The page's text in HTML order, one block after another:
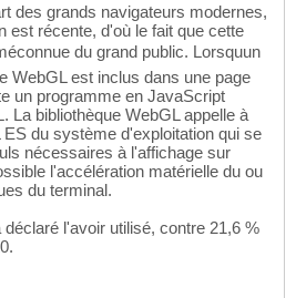
des grands navigateurs modernes,
est récente, d'où le fait que cette
du grand public. Lorsquun
WebGL est inclus dans une page
un programme en JavaScript
La bibliothèque WebGL appelle à
du système d'exploitation qui se
nécessaires à l'affichage sur
l'accélération matérielle du ou
du terminal.
déclaré l'avoir utilisé, contre 21,6 %